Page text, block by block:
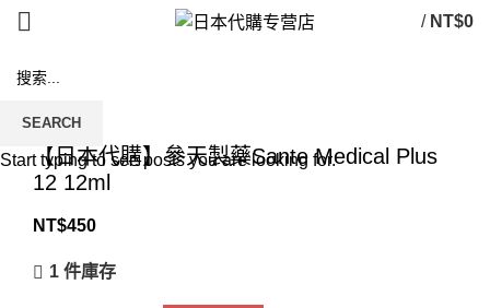
/ NT$0
Click to enlarge
【日本代購】參天製藥Sante Medical Plus
12 12ml
NT$450
1 件庫存
SEARCH
Start typing to see posts you are looking for.